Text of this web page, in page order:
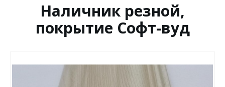
Наличник резной,
покрытие Софт-вуд